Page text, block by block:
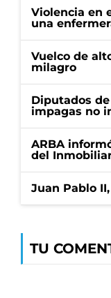
Violencia en
una
Vuelco de
milagro
Diputados
impagas no
ARBA
del
Juan Pablo
TU